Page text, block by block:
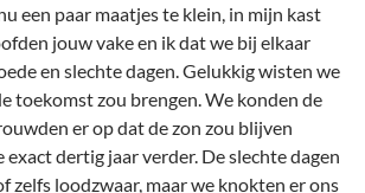
een paar maatjes te klein, in mijn kast
jouw vake en ik dat we bij elkaar
en slechte dagen. Gelukkig wisten we
toekomst zou brengen. We konden de
er op dat de zon zou blijven
exact dertig jaar verder. De slechte dagen
zelfs loodzwaar, maar we knokten er ons